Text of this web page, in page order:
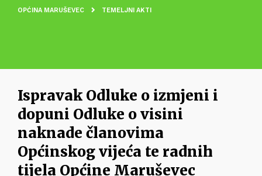
OPĆINA MARUŠEVEC TEMELJNI AKTI
Ispravak Odluke o izmjeni i
dopuni Odluke o visini
naknade članovima
Općinskog vijeća te radnih
tijela Općine Maruševec